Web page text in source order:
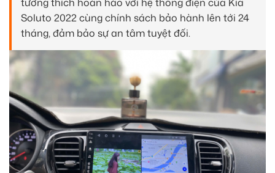
Soluto 2022 cùng chính sách bảo hành lên tới 24
tháng, đảm bảo sự an tâm tuyệt đối.